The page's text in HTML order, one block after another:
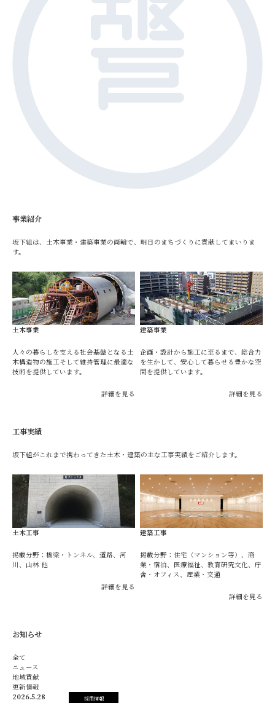
事業紹介
坂下組は、土木事業・建築事業の両輪で、明日のまちづくりに貢献してまいりま
す。
土木事業
人々の暮らしを支える社会基盤となる土
木構造物の施工そして維持管理に最適な
技術を提供しています。
詳細を見る
建築事業
企画・設計から施工に至るまで、総合力
を生かして、安心して暮らせる豊かな空
間を提供しています。
詳細を見る
工事実績
坂下組がこれまで携わってきた土木・建築の主な工事実績をご紹介します。
土木工事
掲載分野：橋梁・トンネル、道路、河
川、山林 他
詳細を見る
建築工事
掲載分野：住宅（マンション等）、商
業・宿泊、医療福祉、教育研究文化、庁
舎・オフィス、産業・交通
詳細を見る
お知らせ
全て
ニュース
地域貢献
更新情報
2026.5.28
採用情報